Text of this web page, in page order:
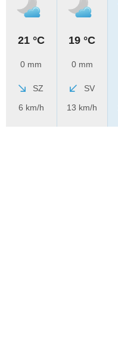
21 °C
0 mm
SZ
6 km/h
19 °C
0 mm
SV
13 km/h